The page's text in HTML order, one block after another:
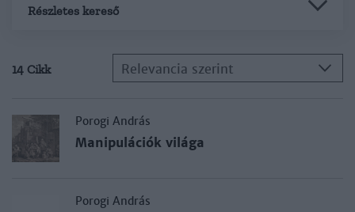
Részletes kereső
14 Cikk Relevancia szerint
Porogi András
Manipulációk világa
Porogi András